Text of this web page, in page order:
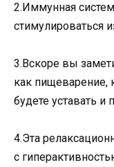
2.Иммунная
стимулироваться
3.Вскоре вы
как пищеварение,
будете уставать и
4.Эта
с